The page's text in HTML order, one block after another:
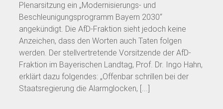
Plenarsitzung ein „Modernisierungs- und
Beschleunigungsprogramm Bayern 2030“
angekündigt. Die AfD-Fraktion sieht jedoch keine
Anzeichen, dass den Worten auch Taten folgen
werden. Der stellvertretende Vorsitzende der AfD-
Fraktion im Bayerischen Landtag, Prof. Dr. Ingo Hahn,
erklärt dazu folgendes: „Offenbar schrillen bei der
Staatsregierung die Alarmglocken, [...]